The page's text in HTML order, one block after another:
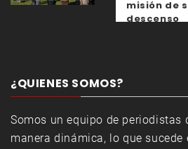
misión de
descenso
¿QUIENES SOMOS?
Somos un equipo de periodistas
manera dinámica, lo que sucede